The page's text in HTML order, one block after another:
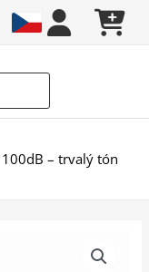
– trvalý tón